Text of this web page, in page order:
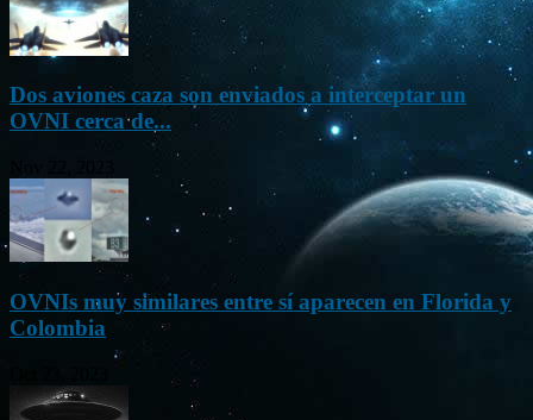
Dos aviones caza son enviados a interceptar un
OVNI cerca de...
OVNIs muy similares entre sí aparecen en Florida y
Colombia